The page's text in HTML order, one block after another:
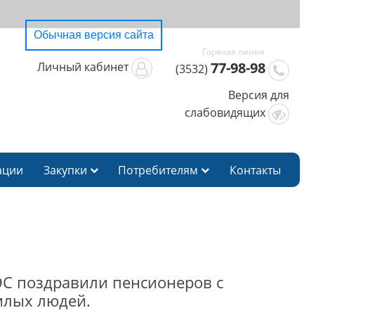
Обычная версия сайта
Личный кабинет (3532) 77-98-98
Версия для
слабовидящих
Закупки Потребителям Контакты
поздравили пенсионеров с
людей.